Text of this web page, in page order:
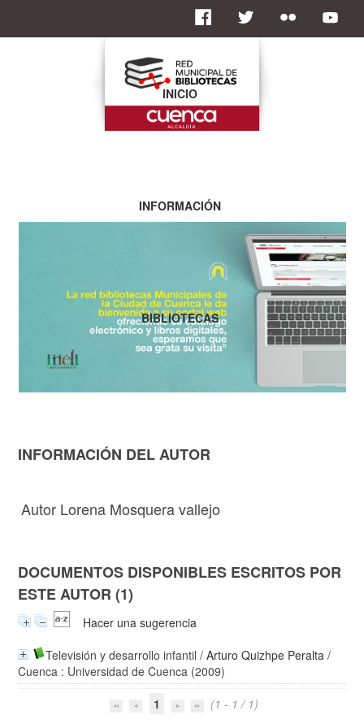
INFORMACIÓN DEL AUTOR
Autor Lorena Mosquera vallejo
DOCUMENTOS DISPONIBLES ESCRITOS POR
ESTE AUTOR (1)
Hacer una sugerencia
Televisión y desarrollo infantil /Arturo Quizhpe Peralta /
Cuenca : Universidad de Cuenca (2009)
1
(1 - 1 / 1)
INICIO
INFORMACIÓN
BIBLIOTECAS